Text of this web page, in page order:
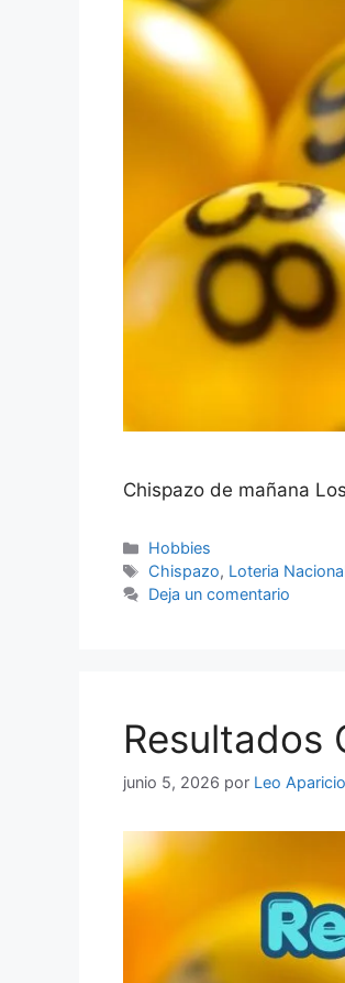
Chispazo de mañana
Categorías
Hobbies
Etiquetas
Chispazo, Loteria
Deja un comentario
Resultados
junio 5, 2026 por Leo Aparicio